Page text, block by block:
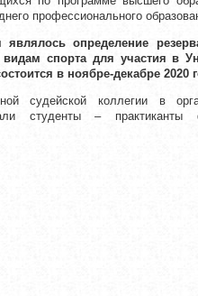
профессионального
определение
спорта для участия в
в ноябре-декабре 2020
судейской коллегии в
студенты – практиканты